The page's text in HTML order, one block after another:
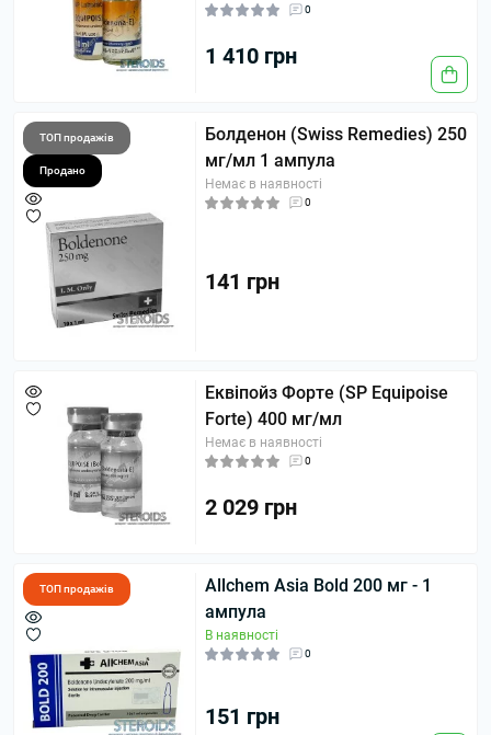
0
1 410 грн
ТОП продажів
Продано
Болденон (Swiss Remedies) 250
мг/мл 1 ампула
Немає в наявності
0
141 грн
Еквіпойз Форте (SP Equipoise
Forte) 400 мг/мл
Немає в наявності
0
2 029 грн
ТОП продажів
Allchem Asia Bold 200 мг - 1
ампула
В наявності
0
151 грн